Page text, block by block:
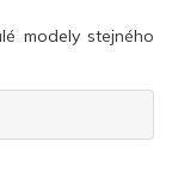
modely stejného